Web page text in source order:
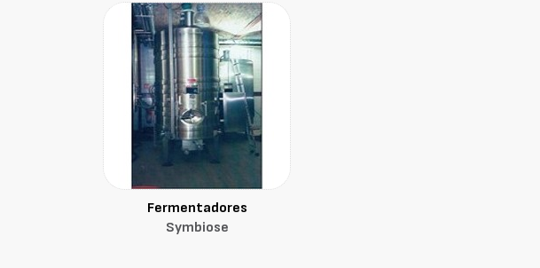
Fermentadores
Symbiose